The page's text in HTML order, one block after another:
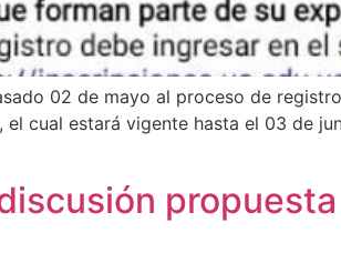
02 de mayo al proceso de
cual estará vigente hasta el 03 de